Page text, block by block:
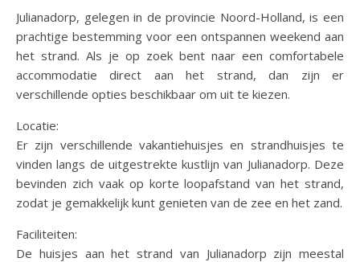
Julianadorp, gelegen in de provincie Noord-Holland, is een
prachtige bestemming voor een ontspannen weekend aan
het strand. Als je op zoek bent naar een comfortabele
accommodatie direct aan het strand, dan zijn er
verschillende opties beschikbaar om uit te kiezen.
Locatie:
Er zijn verschillende vakantiehuisjes en strandhuisjes te
vinden langs de uitgestrekte kustlijn van Julianadorp. Deze
bevinden zich vaak op korte loopafstand van het strand,
zodat je gemakkelijk kunt genieten van de zee en het zand.
Faciliteiten:
De huisjes aan het strand van Julianadorp zijn meestal